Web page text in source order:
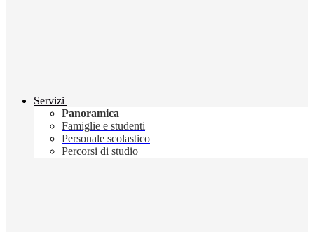
Servizi
Panoramica
Famiglie e studenti
Personale scolastico
Percorsi di studio